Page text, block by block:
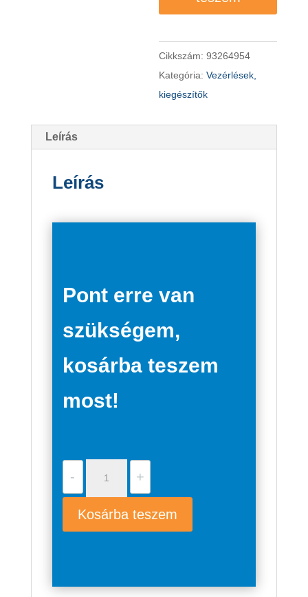
mennyiség
Cikkszám:93264954
Kategória:Vezérlések,
kiegészítők
Leírás
Leírás
Pont erre van
szükségem,
kosárba teszem
most!
- +
Kosárba teszem